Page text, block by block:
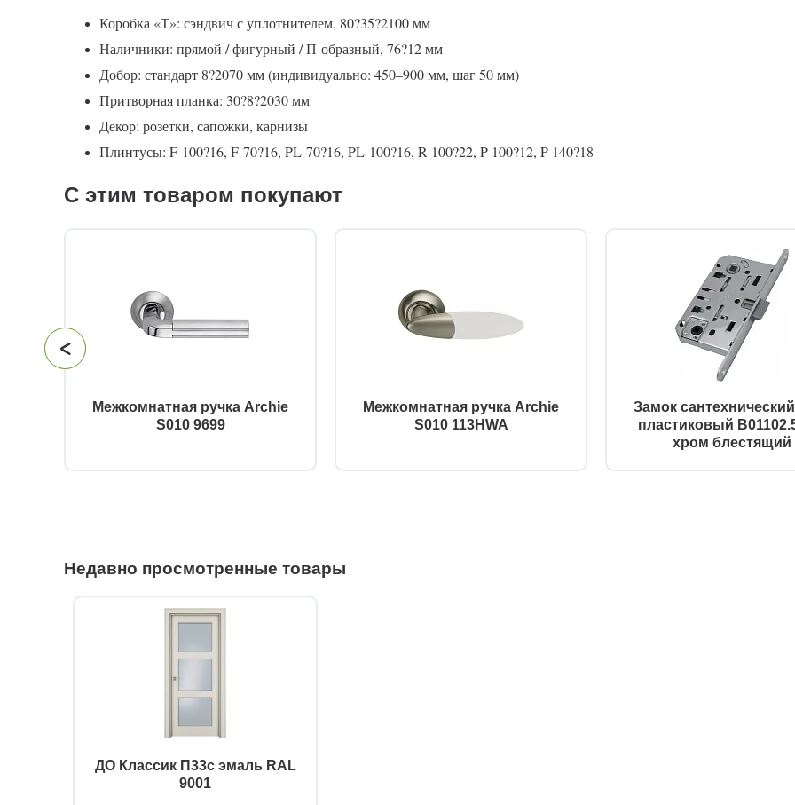
Коробка «Т»: сэндвич с уплотнителем, 80?35?2100 мм
Наличники: прямой / фигурный / П-образный, 76?12 мм
Добор: стандарт 8?2070 мм (индивидуально: 450–900 мм, шаг 50 мм)
Притворная планка: 30?8?2030 мм
Декор: розетки, сапожки, карнизы
Плинтусы: F-100?16, F-70?16, PL-70?16, PL-100?16, R-100?22, P-100?12, P-140?18
С этим товаром покупают
Межкомнатная ручка Archie
S010 9699
Межкомнатная ручка Archie
S010 113HWA
Замок
пластиковый
хром блестящий
Недавно просмотренные товары
ДО Классик П33с эмаль RAL
9001